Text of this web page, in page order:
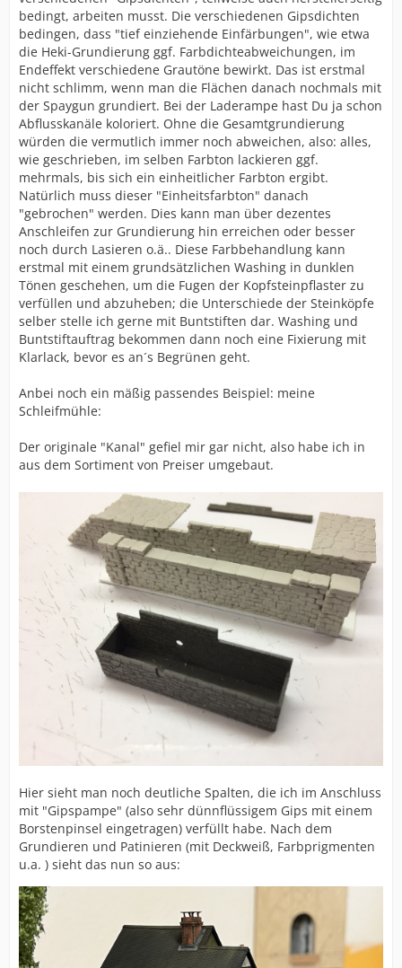
bedingt, arbeiten musst. Die verschiedenen Gipsdichten
bedingen, dass "tief einziehende Einfärbungen", wie etwa
die Heki-Grundierung ggf. Farbdichteabweichungen, im
Endeffekt verschiedene Grautöne bewirkt. Das ist erstmal
nicht schlimm, wenn man die Flächen danach nochmals mit
der Spaygun grundiert. Bei der Laderampe hast Du ja schon
Abflusskanäle koloriert. Ohne die Gesamtgrundierung
würden die vermutlich immer noch abweichen, also: alles,
wie geschrieben, im selben Farbton lackieren ggf.
mehrmals, bis sich ein einheitlicher Farbton ergibt.
Natürlich muss dieser "Einheitsfarbton" danach
"gebrochen" werden. Dies kann man über dezentes
Anschleifen zur Grundierung hin erreichen oder besser
noch durch Lasieren o.ä.. Diese Farbbehandlung kann
erstmal mit einem grundsätzlichen Washing in dunklen
Tönen geschehen, um die Fugen der Kopfsteinpflaster zu
verfüllen und abzuheben; die Unterschiede der Steinköpfe
selber stelle ich gerne mit Buntstiften dar. Washing und
Buntstiftauftrag bekommen dann noch eine Fixierung mit
Klarlack, bevor es an´s Begrünen geht.
Anbei noch ein mäßig passendes Beispiel: meine
Schleifmühle:
Der originale "Kanal" gefiel mir gar nicht, also habe ich in
aus dem Sortiment von Preiser umgebaut.
Hier sieht man noch deutliche Spalten, die ich im Anschluss
mit "Gipspampe" (also sehr dünnflüssigem Gips mit einem
Borstenpinsel eingetragen) verfüllt habe. Nach dem
Grundieren und Patinieren (mit Deckweiß, Farbprigmenten
u.a. ) sieht das nun so aus: